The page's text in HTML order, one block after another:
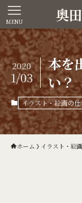
奥
MENU
本を
い？
2020
1/03
イラスト・絵画の
ホーム イラスト・絵